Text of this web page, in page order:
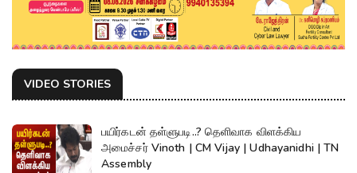
VIDEO STORIES
பயிர்கடன் தள்ளுபடி..? தெளிவாக விளக்கிய
அமைச்சர் Vinoth | CM Vijay | Udhayanidhi | TN
Assembly